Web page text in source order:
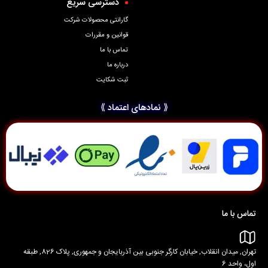
گارانتی محصولات شرکت
قوانین و مقررات
تماس با ما
درباره ما
ثبت شکایت
⟪ نمادهای اعتماد ⟫
تماس با ما
تهران, میدان انقلاب, خیابان کارگر جنوبی بین آذربایجان و جمهوری, پلاک 826, طبقه
اول، واحد 6